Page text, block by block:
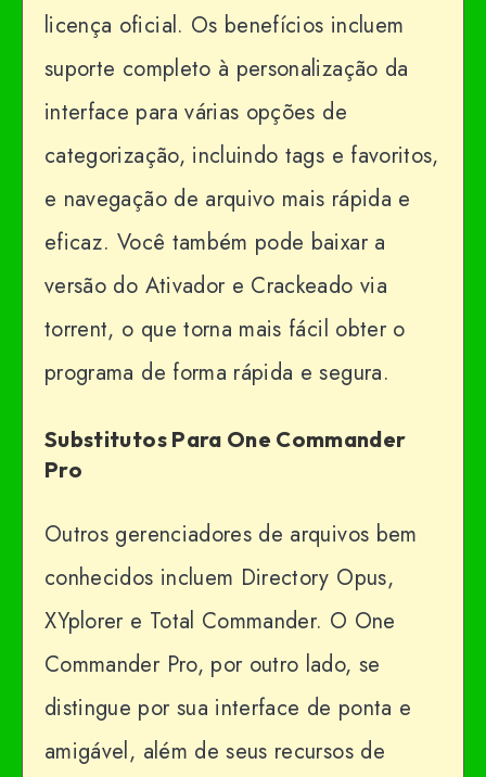
licença oficial. Os benefícios incluem
suporte completo à personalização da
interface para várias opções de
categorização, incluindo tags e favoritos,
e navegação de arquivo mais rápida e
eficaz. Você também pode baixar a
versão do Ativador e Crackeado via
torrent, o que torna mais fácil obter o
programa de forma rápida e segura.
Substitutos Para One Commander
Pro
Outros gerenciadores de arquivos bem
conhecidos incluem Directory Opus,
XYplorer e Total Commander. O One
Commander Pro, por outro lado, se
distingue por sua interface de ponta e
amigável, além de seus recursos de